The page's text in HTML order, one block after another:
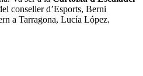
conseller d’Esports, Berni
a Tarragona, Lucía López.